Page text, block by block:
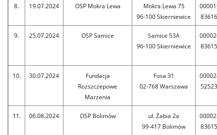
8. 19.07.2024 OSP Mokra Lewa
Mokra Lewa 75
96-100 Skierniewice
9. 25.07.2024 OSP Samice
Samice 53A
96-100 Skierniewice
10. 30.07.2024
Fundacja
Rozszczepowe
Marzenia
Fosa 31
02-768 Warszawa
11. 06.08.2024 OSP Bolimów
ul. Żabia 2a
99-417 Bolimów